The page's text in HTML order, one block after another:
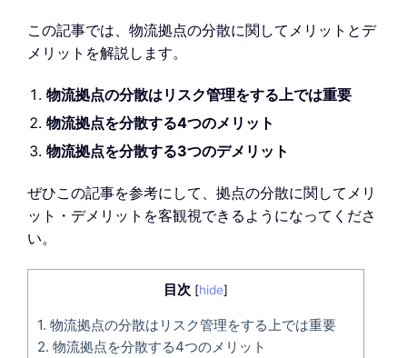
この記事では、物流拠点の分散に関してメリットとデ
メリットを解説します。
物流拠点の分散はリスク管理をする上では重要
物流拠点を分散する4つのメリット
物流拠点を分散する3つのデメリット
ぜひこの記事を参考にして、拠点の分散に関してメリ
ット・デメリットを客観視できるようになってくださ
い。
目次 [hide]
1. 物流拠点の分散はリスク管理をする上では重要
2. 物流拠点を分散する4つのメリット